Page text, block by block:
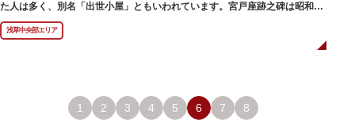
た人は多く、別名「出世小屋」ともいわれています。宮戸座跡之碑は昭和53
年（1978）に建てられました。
浅草中央部エリア
1 2 3 4 5 6 7 8